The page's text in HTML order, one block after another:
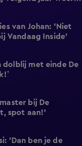
van Johan: 'Niet
Vandaag Inside'
dolblij met einde De
bij De
spot aan!'
'Dan ben je de